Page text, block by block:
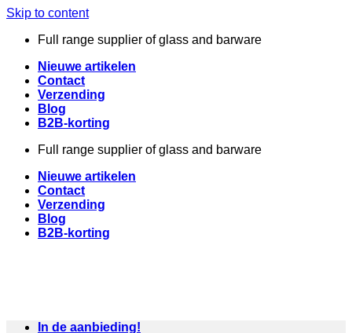
Skip to content
Full range supplier of glass and barware
Nieuwe artikelen
Contact
Verzending
Blog
B2B-korting
Full range supplier of glass and barware
Nieuwe artikelen
Contact
Verzending
Blog
B2B-korting
In de aanbieding!